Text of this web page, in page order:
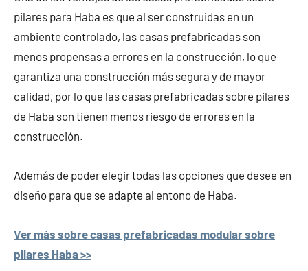
pilares para Haba es que al ser construidas en un
ambiente controlado, las casas prefabricadas son
menos propensas a errores en la construcción, lo que
garantiza una construcción más segura y de mayor
calidad, por lo que las casas prefabricadas sobre pilares
de Haba son tienen menos riesgo de errores en la
construcción.
Además de poder elegir todas las opciones que desee en
diseño para que se adapte al entono de Haba.
Ver más sobre casas prefabricadas modular sobre
pilares Haba >>